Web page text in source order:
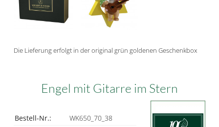
Die Lieferung erfolgt in der original grün goldenen Geschenkbox
Engel mit Gitarre im Stern
Bestell-Nr.:
WK650_70_38